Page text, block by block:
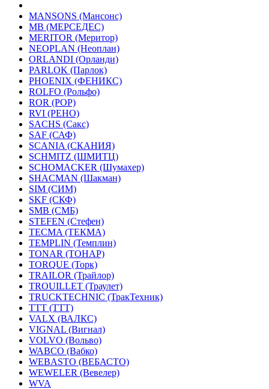
MANSONS (Мансонс)
MB (МЕРСЕДЕС)
MERITOR (Меритор)
NEOPLAN (Неоплан)
ORLANDI (Орланди)
PARLOK (Парлок)
PHOENIX (ФЕНИКС)
ROLFO (Рольфо)
ROR (РОР)
RVI (РЕНО)
SACHS (Сакс)
SAF (САФ)
SCANIA (СКАНИЯ)
SCHMITZ (ШМИТЦ)
SCHOMACKER (Шумахер)
SHACMAN (Шакман)
SIM (СИМ)
SKF (СКФ)
SMB (СМБ)
STEFEN (Стефен)
TECMA (ТЕКМА)
TEMPLIN (Темплин)
TONAR (ТОНАР)
TORQUE (Торк)
TRAILOR (Трайлор)
TROUILLET (Траулет)
TRUCKTECHNIC (ТракТехник)
TTT (ТТТ)
VALX (ВАЛКС)
VIGNAL (Вигнал)
VOLVO (Вольво)
WABCO (Вабко)
WEBASTO (ВЕБАСТО)
WEWELER (Вевелер)
WVA